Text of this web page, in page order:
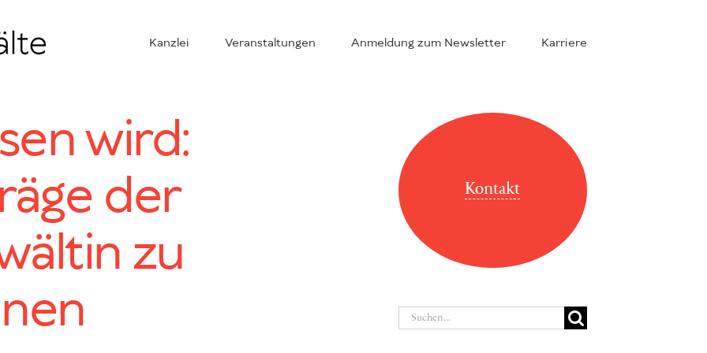
Kanzlei Veranstaltungen Anmeldung zum Newsletter Karriere
wird:
der
zu
Kontakt
Suche